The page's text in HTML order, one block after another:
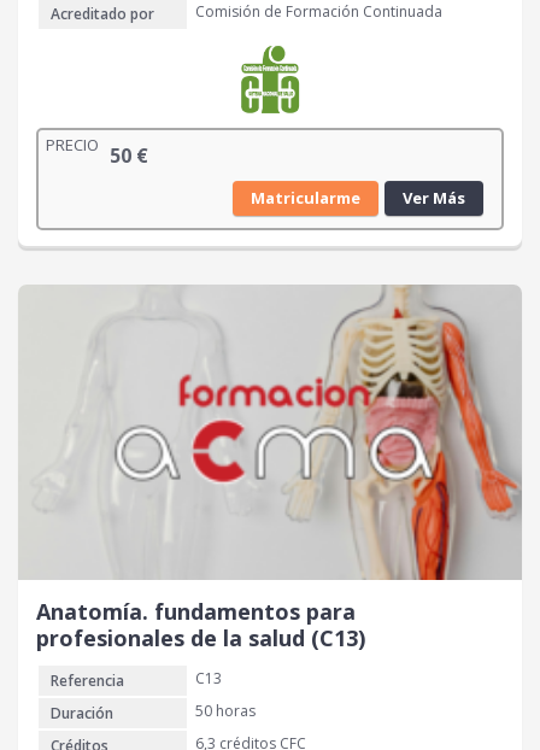
Acreditado por
Comisión de Formación Continuada
PRECIO 50 €
Matricularme Ver Más
Anatomía. fundamentos para
profesionales de la salud (C13)
Referencia
C13
Duración
50 horas
Créditos
6,3 créditos CFC